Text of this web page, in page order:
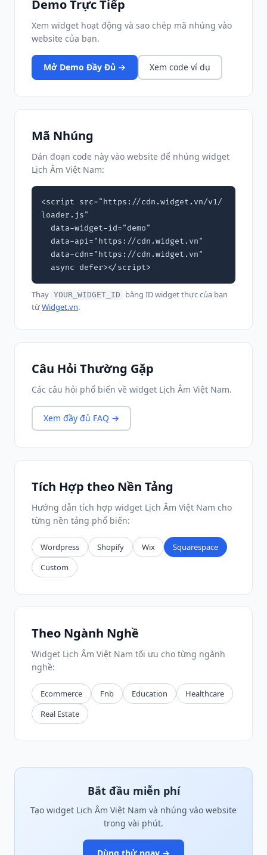
Demo Trực Tiếp
Xem widget hoạt động và sao chép mã nhúng vào
website của bạn.
Mở Demo Đầy Đủ → Xem code ví dụ
Mã Nhúng
Dán đoạn code này vào website để nhúng widget
Lịch Âm Việt Nam:
<script src="https://cdn.widget.vn/v1/
loader.js"
  async defer></script>
Thay YOUR_WIDGET_ID
bằng ID widget thực của bạn
từWidget.vn.
Câu Hỏi Thường Gặp
Các câu hỏi phổ biến về widget Lịch Âm Việt Nam.
Xem đầy đủ FAQ →
Tích Hợp theo Nền Tảng
Hướng dẫn tích hợp widget Lịch Âm Việt Nam cho
từng nền tảng phổ biến:
Wordpress Shopify Wix
Squarespace
Custom
Theo Ngành Nghề
Widget Lịch Âm Việt Nam tối ưu cho từng ngành
nghề:
Ecommerce Fnb Education
Healthcare
Real Estate
Bắt đầu miễn phí
Tạo widget Lịch Âm Việt Nam và nhúng vào website
trong vài phút.